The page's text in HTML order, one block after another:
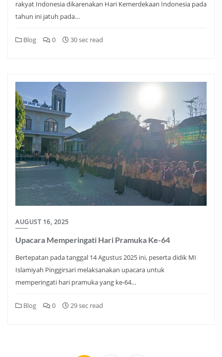
rakyat Indonesia dikarenakan Hari Kemerdekaan Indonesia pada
tahun ini jatuh pada…
Blog 0 30 sec read
AUGUST 16, 2025
Upacara Memperingati Hari Pramuka Ke-64
Bertepatan pada tanggal 14 Agustus 2025 ini, peserta didik MI
Islamiyah Pinggirsari melaksanakan upacara untuk
memperingati hari pramuka yang ke-64…
Blog 0 29 sec read